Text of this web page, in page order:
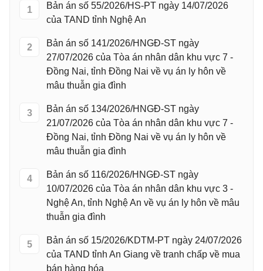
1
Bản án số 55/2026/HS-PT ngày 14/07/2026
của TAND tỉnh Nghệ An
2
Bản án số 141/2026/HNGĐ-ST ngày
27/07/2026 của Tòa án nhân dân khu vực 7 -
Đồng Nai, tỉnh Đồng Nai về vụ án ly hôn về
mâu thuẫn gia đình
3
Bản án số 134/2026/HNGĐ-ST ngày
21/07/2026 của Tòa án nhân dân khu vực 7 -
Đồng Nai, tỉnh Đồng Nai về vụ án ly hôn về
mâu thuẫn gia đình
4
Bản án số 116/2026/HNGĐ-ST ngày
10/07/2026 của Tòa án nhân dân khu vực 3 -
Nghệ An, tỉnh Nghệ An về vụ án ly hôn về mâu
thuẫn gia đình
5
Bản án số 15/2026/KDTM-PT ngày 24/07/2026
của TAND tỉnh An Giang về tranh chấp về mua
bán hàng hóa